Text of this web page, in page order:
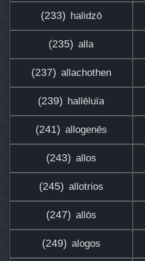
(233) halidzō
(235) alla
(237) allachothen
(239) hallēluïa
(241) allogenēs
(243) allos
(245) allotrios
(247) allōs
(249) alogos